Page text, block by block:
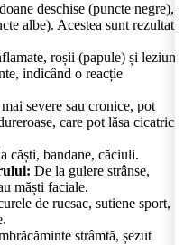
deschise (puncte negre),
albe). Acestea sunt rezultatul
roșii (papule) și leziuni
indicând o reacție
severe sau cronice, pot
care pot lăsa cicatrici.
căști, bandane, căciuli.
De la gulere strânse,
măști faciale.
de rucsac, sutiene sport,
strâmtă, șezut